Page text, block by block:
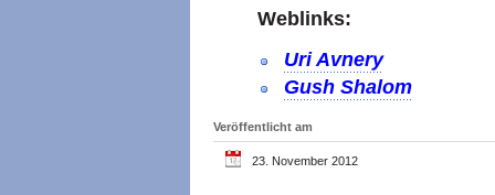
Weblinks:
Uri Avnery
Gush Shalom
Veröffentlicht am
23. November 2012